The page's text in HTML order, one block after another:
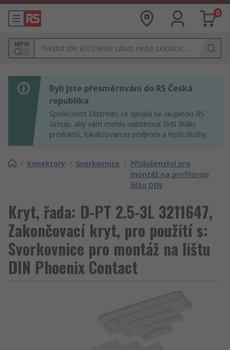
0
MPN
Byli jste přesměrováni do RS Česká
republika
Společnost Distrelec se spojila se skupinou RS
Group, aby vám mohla nabídnout širší škálu
produktů, lokalizovanou podporu a lepší služby.
/ Konektory / Svorkovnice / Příslušenství pro
montáž na profilovou
lištu DIN
Kryt, řada: D-PT 2.5-3L 3211647,
Zakončovací kryt, pro použití s:
Svorkovnice pro montáž na lištu
DIN Phoenix Contact